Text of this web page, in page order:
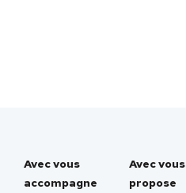
Avec vous
accompagne
Avec vous
propose